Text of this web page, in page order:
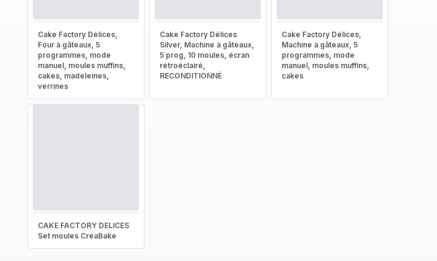
Cake Factory Délices,
Four à gâteaux, 5
programmes, mode
manuel, moules muffins,
cakes, madeleines,
verrines
Cake Factory Délices
Silver, Machine à gâteaux,
5 prog, 10 moules, écran
rétroéclairé,
RECONDITIONNÉ
Cake Factory Délices,
Machine à gâteaux, 5
programmes, mode
manuel, moules muffins,
cakes
CAKE FACTORY DELICES
Set moules CreaBake